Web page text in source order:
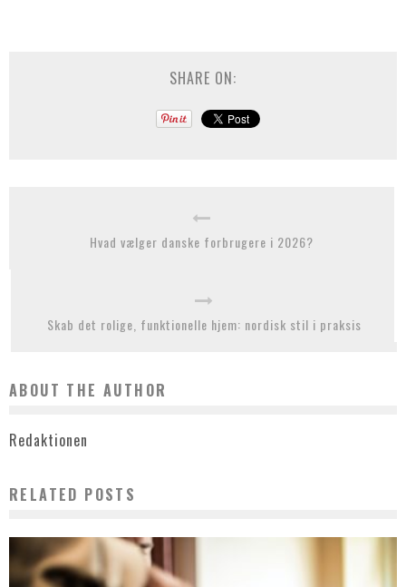
SHARE ON:
Hvad vælger danske forbrugere i 2026?
Skab det rolige, funktionelle hjem: nordisk stil i praksis
ABOUT THE AUTHOR
Redaktionen
RELATED POSTS